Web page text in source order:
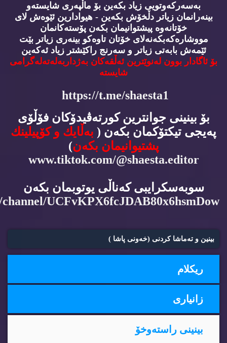
به‌سه‌ركه‌وتویی زیاد بكه‌ین بۆ ماڵپه‌ری شایسته‌و
بینه‌رانمان زیاتر دڵخۆش بكه‌ین - هیوادارین ئێوه‌ش لای
خۆتانه‌وه‌ پیشتوانیمان بكه‌ن پۆسته‌كانمان
مووشاره‌كه‌بكه‌نه‌لای خۆتان تاوه‌كو بینه‌ری زیاتر بێت
ئێمه‌ش بابه‌تی زیاتر و سه‌رنج راكێشتر زیاد ئه‌كه‌ین
بۆ ئاگادار بوون له‌نوێترین ئه‌ڵقه‌كان به‌ژداربه‌له‌ته‌له‌گرامی
شایسته‌
https://t.me/shaesta1
بۆ بینینی جوانترین كورته‌ڤیدۆكان فۆڵۆی
په‌یجی تیكتۆكمان بكه‌ن ( به‌ڵایك و كۆپیلینك
پشتیوانیمان بكه‌ن)
www.tiktok.com/@shaesta.editor
سوبه‌سكرایبی كه‌ناڵی یوتوبمان بكه‌ن
UCFvKPX6fcJDAB80x6hsmDow
بینین و ته‌ماشا كردنی (خه‌ونی پاشا )
ریكلام
زانیاری
بینینی راسته‌وخۆ